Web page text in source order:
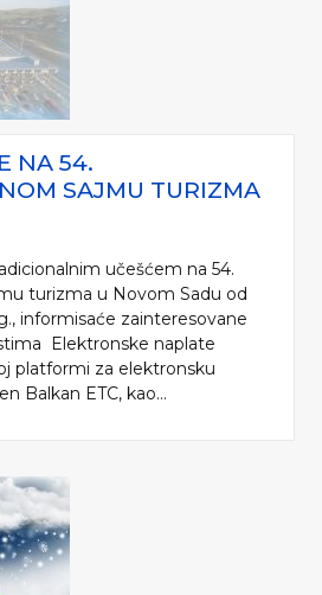
NA 54.
SAJMU TURIZMA
učešćem na 54.
turizma u Novom Sadu od
informisaće zainteresovane
Elektronske naplate
platformi za elektronsku
Balkan ETC, kao...